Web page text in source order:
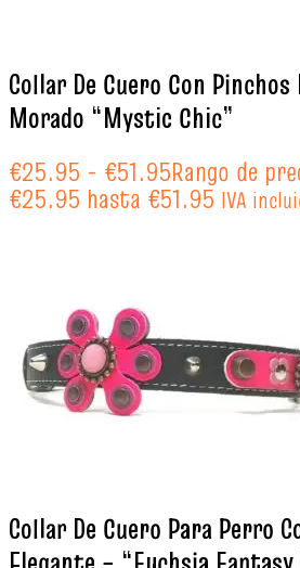
Collar De Cuero Con
Morado “Mystic Chic”
€25.95 - €51.95Rango de
€25.95 hasta €51.95 IVA
Collar De Cuero Para Perro